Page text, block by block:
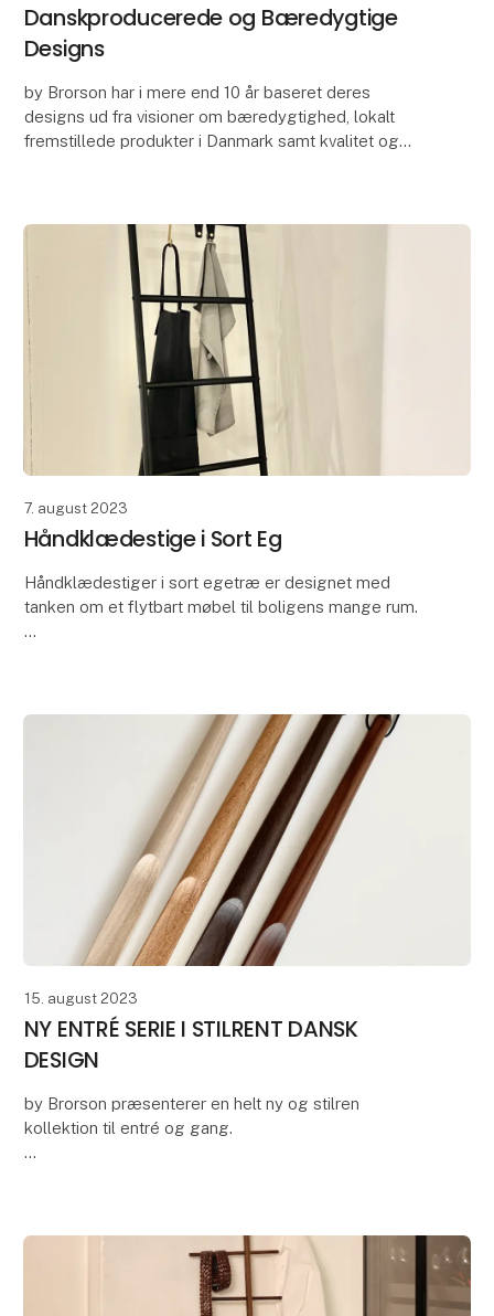
Danskproducerede og Bæredygtige
Designs
by Brorson har i mere end 10 år baseret deres
designs ud fra visioner om bæredygtighed, lokalt
fremstillede produkter i Danmark samt kvalitet og
7. august 2023
Håndklædestige i Sort Eg
Håndklædestiger i sort egetræ er designet med
tanken om et flytbart møbel til boligens mange rum.
15. august 2023
NY ENTRÉ SERIE I STILRENT DANSK
DESIGN
by Brorson præsenterer en helt ny og stilren
kollektion til entré og gang.